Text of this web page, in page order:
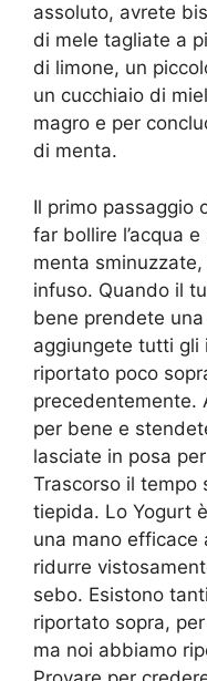
assoluto, avrete
di mele tagliate a
di limone, un
un cucchiaio di
magro e per
di menta.
Il primo passaggio
far bollire l’acqua
menta
infuso. Quando il
bene prendete
aggiungete tutti gli
riportato poco
precedentemente.
per bene e
lasciate in posa
Trascorso il tempo
tiepida. Lo Yogurt
una mano efficace
ridurre
sebo. Esistono
riportato sopra,
ma noi abbiamo